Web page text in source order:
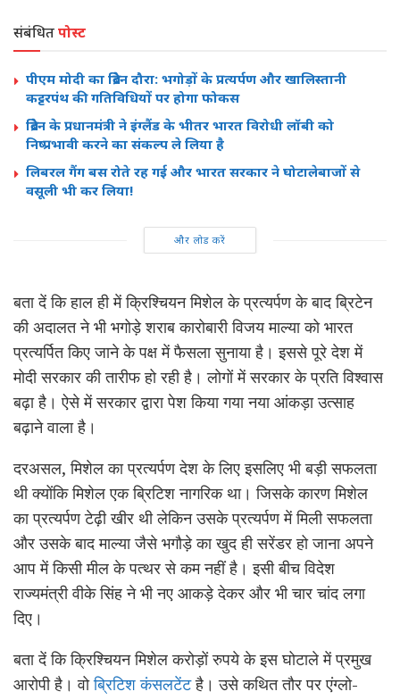
संबंधितपोस्ट
पीएम मोदी का ब्रिटेन दौरा: भगोड़ों के प्रत्यर्पण और खालिस्तानी
कट्टरपंथ की गतिविधियों पर होगा फोकस
ब्रिटेन के प्रधानमंत्री ने इंग्लैंड के भीतर भारत विरोधी लॉबी को
निष्प्रभावी करने का संकल्प ले लिया है
लिबरल गैंग बस रोते रह गई और भारत सरकार ने घोटालेबाजों से
वसूली भी कर लिया!
और लोड करें
बता दें कि हाल ही में क्रिश्चियन मिशेल के प्रत्यर्पण के बाद ब्रिटेन
की अदालत ने भी भगोड़े शराब कारोबारी विजय माल्या को भारत
प्रत्यर्पित किए जाने के पक्ष में फैसला सुनाया है। इससे पूरे देश में
मोदी सरकार की तारीफ हो रही है। लोगों में सरकार के प्रति विश्वास
बढ़ा है। ऐसे में सरकार द्वारा पेश किया गया नया आंकड़ा उत्साह
बढ़ाने वाला है।
दरअसल, मिशेल का प्रत्यर्पण देश के लिए इसलिए भी बड़ी सफलता
थी क्योंकि मिशेल एक ब्रिटिश नागरिक था। जिसके कारण मिशेल
का प्रत्यर्पण टेढ़ी खीर थी लेकिन उसके प्रत्यर्पण में मिली सफलता
और उसके बाद माल्या जैसे भगौड़े का खुद ही सरेंडर हो जाना अपने
आप में किसी मील के पत्थर से कम नहीं है। इसी बीच विदेश
राज्यमंत्री वीके सिंह ने भी नए आकड़े देकर और भी चार चांद लगा
दिए।
बता दें कि क्रिश्चियन मिशेल करोड़ों रुपये के इस घोटाले में प्रमुख
आरोपी है। वोब्रिटिश कंसलटेंटहै। उसे कथित तौर पर एंग्‍लो-